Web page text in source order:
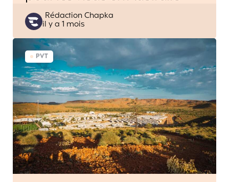
Posted
by
Rédaction Chapka
il y a 1 mois
PVT